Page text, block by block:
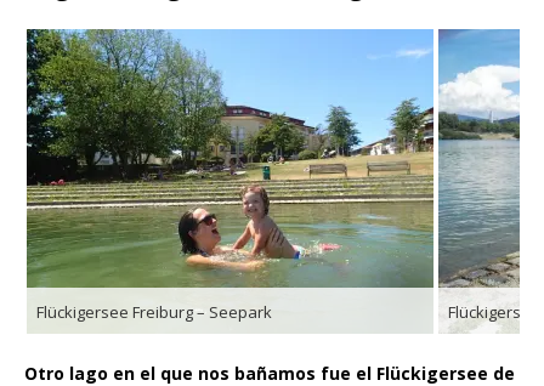
Flückigersee Freiburg – Seepark
Otro lago en el que nos bañamos fue el Flückigersee de